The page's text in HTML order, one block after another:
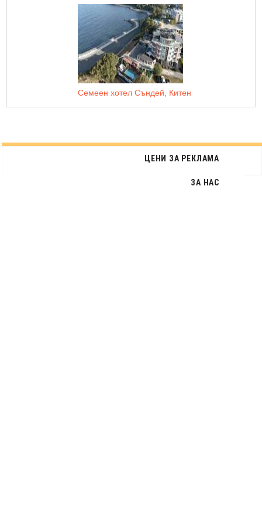
Семеен хотел Съндей, Китен
ЦЕНИ ЗА РЕКЛАМА
ЗА НАС